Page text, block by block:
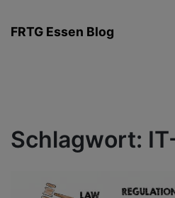
Inhalt
FRTG Essen Blog
Schlagwort: